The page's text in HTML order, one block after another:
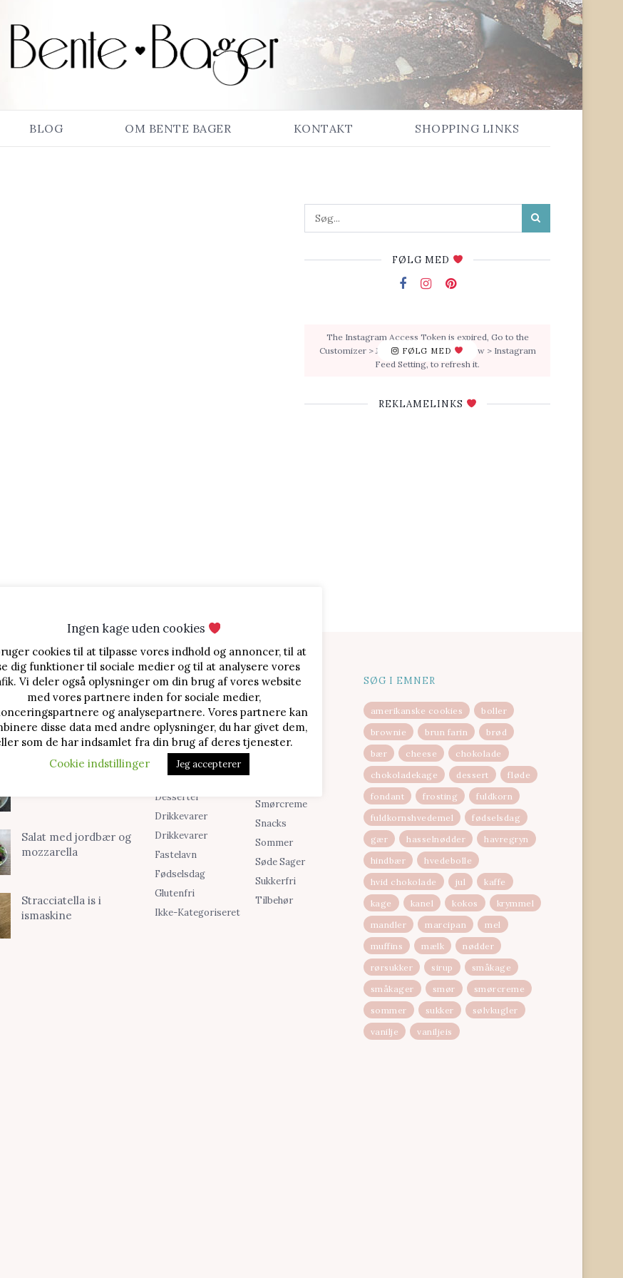
BLOG OM BENTE BAGER KONTAKT SHOPPING LINKS
FØLG MED
FØLG MED
The Instagram Access Token is expired, Go to the
Customizer > JNews : Social, Like & View > Instagram
Feed Setting, to refresh it.
REKLAMELINKS
Jordbærtærte med
mascarponecreme
Salat med jordbær og
mozzarella
Stracciatella is i
ismaskine
SØG I KATEGORIER
Alle Opskrifter
Blog
Brød & Boller
Cookies &
Småkager
Desserter
Drikkevarer
Drikkevarer
Fastelavn
Fødselsdag
Glutenfri
Ikke-Kategoriseret
Is
Jul
Kager
Smørcreme
Snacks
Sommer
Søde Sager
Sukkerfri
Tilbehør
SØG I EMNER
amerikanske cookies
boller
brownie
brun farin
brød
bær
cheese
chokolade
chokoladekage
dessert
fløde
fondant
frosting
fuldkorn
fuldkornshvedemel
fødselsdag
gær
hasselnødder
havregryn
hindbær
hvedebolle
hvid chokolade
jul
kaffe
kage
kanel kokos
krymmel
mandler
marcipan
mel
muffins
mælk
nødder
rørsukker
sirup
småkage
småkager
smør
smørcreme
sommer
sukker
sølvkugler
vanilje
vaniljeis
Ingen kage uden cookies
cookies til at tilpasse vores indhold og annoncer, til at
dig funktioner til sociale medier og til at analysere vores
Vi deler også oplysninger om din brug af vores website
med vores partnere inden for sociale medier,
og analysepartnere. Vores partnere kan
disse data med andre oplysninger, du har givet dem,
som de har indsamlet fra din brug af deres tjenester.
Cookie indstillinger
Jeg accepterer